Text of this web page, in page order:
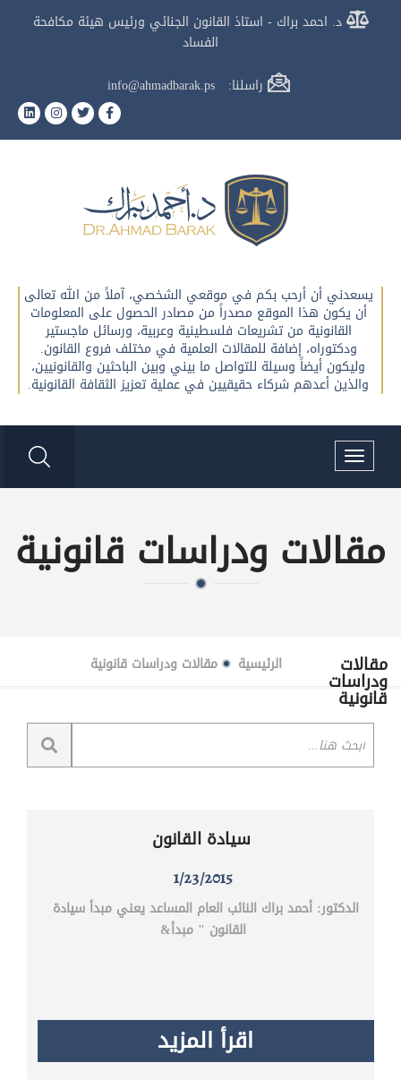
د. احمد براك - استاذ القانون الجنائي ورئيس هيئة مكافحة
الفساد
راسلنا: info@ahmadbarak.ps
يسعدني أن أرحب بكم في موقعي الشخصي، آملاً من الله تعالى
أن يكون هذا الموقع مصدراً من مصادر الحصول على المعلومات
القانونية من تشريعات فلسطينية وعربية، ورسائل ماجستير
ودكتوراه، إضافة للمقالات العلمية في مختلف فروع القانون.
وليكون أيضاً وسيلة للتواصل ما بيني وبين الباحثين والقانونيين،
والذين أعدهم شركاء حقيقيين في عملية تعزيز الثقافة القانونية.
Toggle
navigation
مقالات ودراسات قانونية
مقالات
ودراسات
قانونية
الرئيسية مقالات ودراسات قانونية
سيادة القانون
1/23/2015
الدكتور: أحمد براك النائب العام المساعد يعني مبدأ سيادة
القانون " مبدأ&
اقرأ المزيد